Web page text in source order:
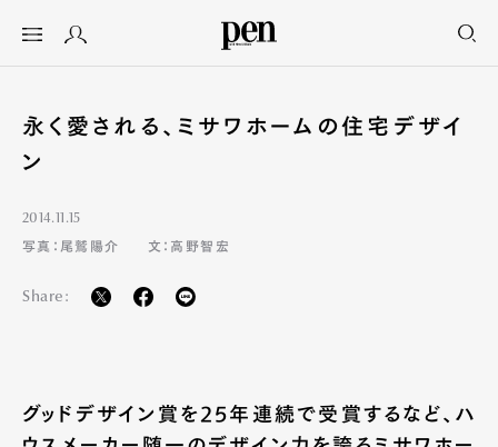
永く愛される、ミサワホームの住宅デザイ
ン
2014.11.15
写真：尾鷲陽介
文：高野智宏
Share:
グッドデザイン賞を25年連続で受賞するなど、ハ